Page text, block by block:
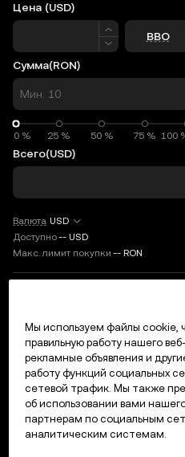
Цена (USD)
Цена
BBO
Сумма(RON)
0 % 25 % 50 % 75 % 100
0 %
Всего(USD)
Валюта USD
Доступно-- USD
Макс. лимит покупки -- RON
Вход/регистрация
Макс. цена 0
Комиссии
Открытые ордера
Мы используем файлы cookie,
правильную работу нашего
рекламные объявления и
работу функций социальных
сетевой трафик. Мы также
об использовании вами
партнерам по социальным
аналитическим системам.